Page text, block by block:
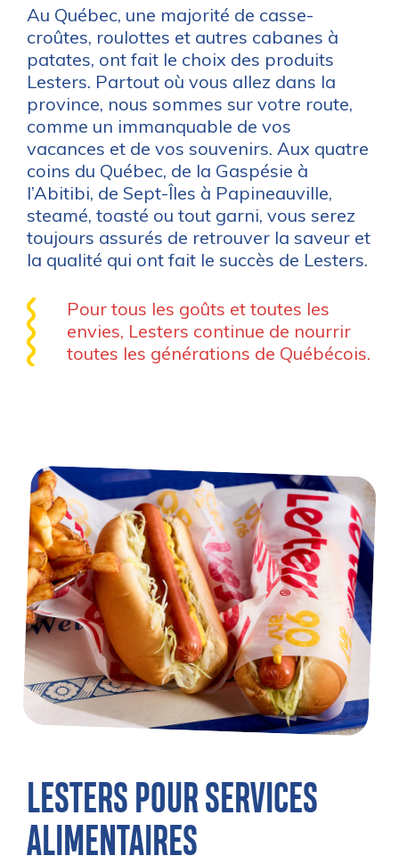
Au Québec, une majorité de casse-
croûtes, roulottes et autres cabanes à
patates, ont fait le choix des produits
Lesters. Partout où vous allez dans la
province, nous sommes sur votre route,
comme un immanquable de vos
vacances et de vos souvenirs. Aux quatre
coins du Québec, de la Gaspésie à
l’Abitibi, de Sept-Îles à Papineauville,
steamé, toasté ou tout garni, vous serez
toujours assurés de retrouver la saveur et
la qualité qui ont fait le succès de Lesters.
Pour tous les goûts et toutes les
envies, Lesters continue de nourrir
toutes les générations de Québécois.
LESTERS POUR SERVICES
ALIMENTAIRES